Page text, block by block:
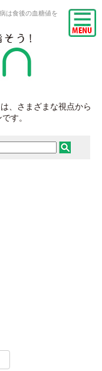
は食後の血糖値を
、さまざまな視点から
す。